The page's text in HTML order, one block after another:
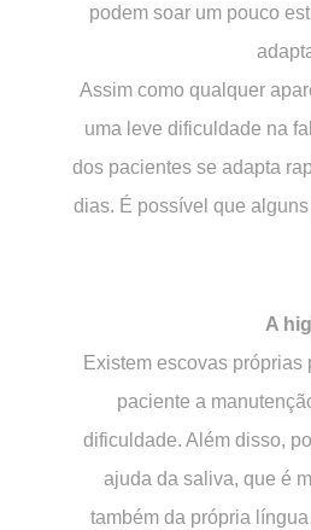
podem soar um pouco
Assim como qualquer
uma leve dificuldade na
dos pacientes se adapta
dias. É possível que
A
Existem escovas
paciente a
dificuldade. Além disso,
ajuda da saliva, que é
também da própria